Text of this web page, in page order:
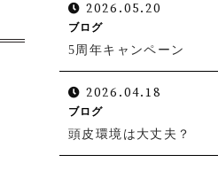
2026.05.20
ブログ
5周年キャンペーン
2026.04.18
ブログ
頭皮環境は大丈夫？